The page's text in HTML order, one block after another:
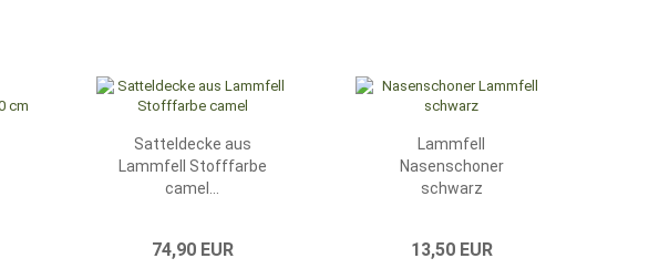
Satteldecke aus
Lammfell Stofffarbe
camel...
74,90 EUR
Lammfell
Nasenschoner
schwarz
13,50 EUR